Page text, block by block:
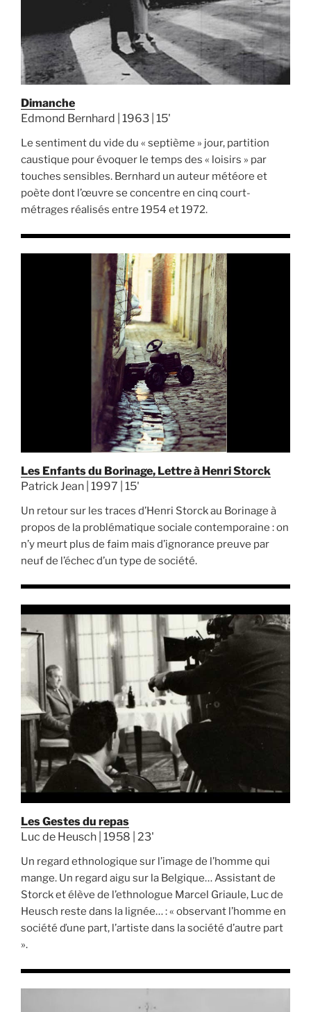
Dimanche
Edmond Bernhard | 1963 | 15'
Le sentiment du vide du « septième » jour, partition
caustique pour évoquer le temps des « loisirs » par
touches sensibles. Bernhard un auteur météore et
poète dont l’œuvre se concentre en cinq court-
métrages réalisés entre 1954 et 1972.
Les Enfants du Borinage, Lettre à Henri Storck
Patrick Jean | 1997 | 15'
Un retour sur les traces d’Henri Storck au Borinage à
propos de la problématique sociale contemporaine : on
n’y meurt plus de faim mais d’ignorance preuve par
neuf de l’échec d’un type de société.
Les Gestes du repas
Luc de Heusch | 1958 | 23'
Un regard ethnologique sur l’image de l’homme qui
mange. Un regard aigu sur la Belgique… Assistant de
Storck et élève de l’ethnologue Marcel Griaule, Luc de
Heusch reste dans la lignée… : « observant l’homme en
société ďune part, l’artiste dans la société d’autre part
».